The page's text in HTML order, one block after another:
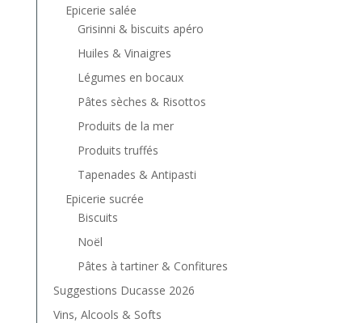
Epicerie salée
Grisinni & biscuits apéro
Huiles & Vinaigres
Légumes en bocaux
Pâtes sèches & Risottos
Produits de la mer
Produits truffés
Tapenades & Antipasti
Epicerie sucrée
Biscuits
Noël
Pâtes à tartiner & Confitures
Suggestions Ducasse 2026
Vins, Alcools & Softs